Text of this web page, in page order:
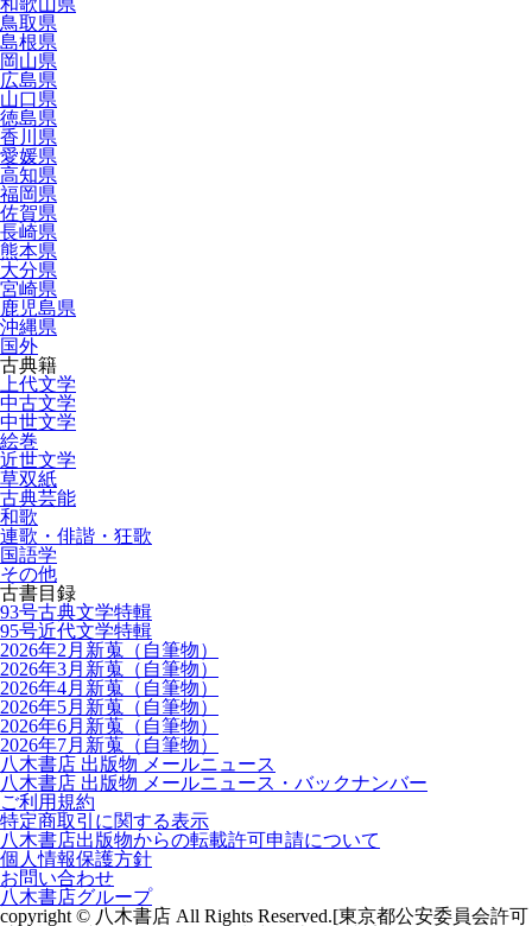
和歌山県
鳥取県
島根県
岡山県
広島県
山口県
徳島県
香川県
愛媛県
高知県
福岡県
佐賀県
長崎県
熊本県
大分県
宮崎県
鹿児島県
沖縄県
国外
古典籍
上代文学
中古文学
中世文学
絵巻
近世文学
草双紙
古典芸能
和歌
連歌・俳諧・狂歌
国語学
その他
古書目録
93号古典文学特輯
95号近代文学特輯
2026年2月新蒐（自筆物）
2026年3月新蒐（自筆物）
2026年4月新蒐（自筆物）
2026年5月新蒐（自筆物）
2026年6月新蒐（自筆物）
2026年7月新蒐（自筆物）
八木書店 出版物 メールニュース
八木書店 出版物 メールニュース・バックナンバー
ご利用規約
特定商取引に関する表示
八木書店出版物からの転載許可申請について
個人情報保護方針
お問い合わせ
八木書店グループ
copyright © 八木書店 All Rights Reserved.[東京都公安委員会許可